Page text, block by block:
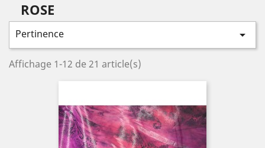
ROSE
Pertinence 
Affichage 1-12 de 21 article(s)